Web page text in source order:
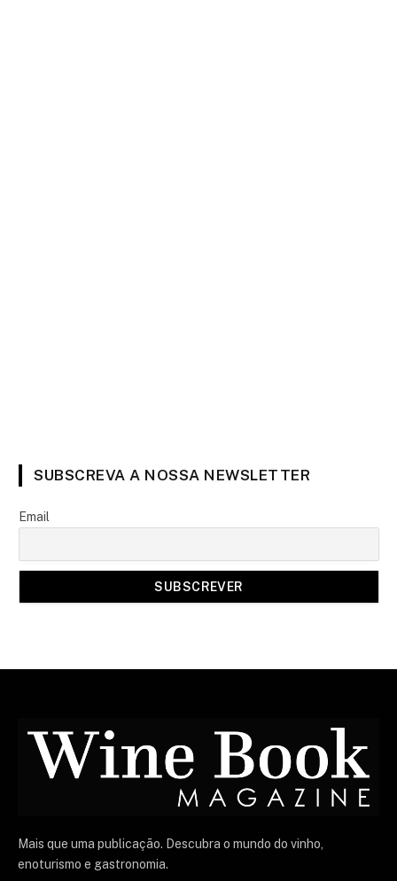
SUBSCREVA A NOSSA NEWSLETTER
Email
Mais que uma publicação. Descubra o mundo do vinho,
enoturismo e gastronomia.